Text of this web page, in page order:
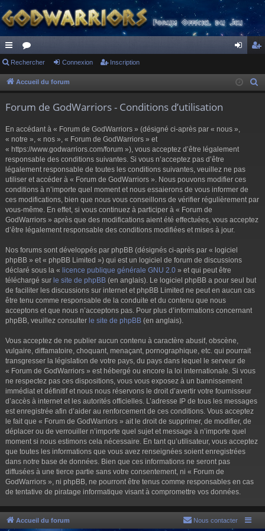
ac
co
s
or
u ne cri
Rechercher Connexion Inscription
Accueil du forum
Forum de GodWarriors - Conditions d’utilisation
En accédant à « Forum de GodWarriors » (désigné ci-après par « nous »,
« notre », « nos », « Forum de GodWarriors » et
« https://www.godwarriors.com/forum »), vous acceptez d’être légalement
responsable des conditions suivantes. Si vous n’acceptez pas d’être
légalement responsable de toutes les conditions suivantes, veuillez ne pas
utiliser et accéder à « Forum de GodWarriors ». Nous pouvons modifier ces
conditions à n’importe quel moment et nous essaierons de vous informer de
ces modifications, bien que nous vous conseillons de vérifier régulièrement par
vous-même. En effet, si vous continuez à participer à « Forum de
GodWarriors » après que des modifications aient été effectuées, vous acceptez
d’être légalement responsable des conditions modifiées et mises à jour.
Nos forums sont développés par phpBB (désignés ci-après par « logiciel
phpBB » et « phpBB Limited ») qui est un logiciel de forum de discussions
déclaré sous la « licence publique générale GNU 2.0 » et qui peut être
téléchargé sur le site de phpBB (en anglais). Le logiciel phpBB a pour seul but
de faciliter les discussions sur internet et phpBB Limited ne peut en aucun cas
être tenu comme responsable de la conduite et du contenu que nous
acceptons et que nous n’acceptons pas. Pour plus d’informations concernant
phpBB, veuillez consulter le site de phpBB (en anglais).
Vous acceptez de ne publier aucun contenu à caractère abusif, obscène,
vulgaire, diffamatoire, choquant, menaçant, pornographique, etc. qui pourrait
transgresser la législation de votre pays, du pays dans lequel le serveur de
« Forum de GodWarriors » est hébergé ou encore la loi internationale. Si vous
ne respectez pas ces dispositions, vous vous exposez à un bannissement
immédiat et définitif et nous nous réservons le droit d’avertir votre fournisseur
d’accès à internet et les autorités officielles. L’adresse IP de tous les messages
est enregistrée afin d’aider au renforcement de ces conditions. Vous acceptez
le fait que « Forum de GodWarriors » ait le droit de supprimer, de modifier, de
déplacer ou de verrouiller n’importe quel sujet et message à n’importe quel
moment si nous estimons cela nécessaire. En tant qu’utilisateur, vous acceptez
que toutes les informations que vous avez renseignées soient enregistrées
dans notre base de données. Bien que ces informations ne seront pas
diffusées à une tierce partie sans votre consentement, ni « Forum de
GodWarriors », ni phpBB, ne pourront être tenus comme responsables en cas
de tentative de piratage informatique visant à compromettre vos données.
Accueil du forum Nous contacter